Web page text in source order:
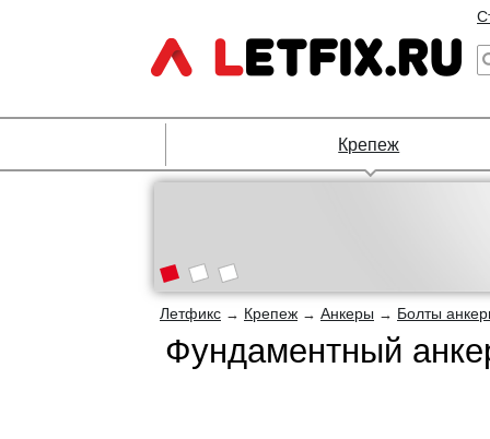
Крепеж
Летфикс → Крепеж → Анкеры → Болты
Фундаментный